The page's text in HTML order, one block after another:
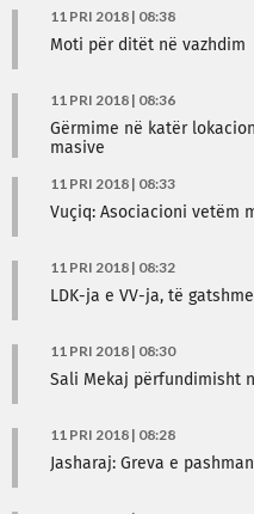
11 PRI 2018 | 08:38
Moti për ditët në vazhdim
11 PRI 2018 | 08:36
Gërmime në katër
masive
11 PRI 2018 | 08:33
Vuçiq: Asociacioni vetëm
11 PRI 2018 | 08:32
LDK-ja e VV-ja, të
11 PRI 2018 | 08:30
Sali Mekaj përfundimisht
11 PRI 2018 | 08:28
Jasharaj: Greva e